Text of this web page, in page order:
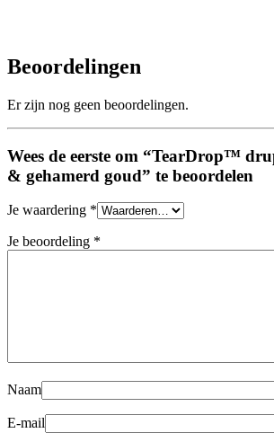
Beoordelingen
Er zijn nog geen beoordelingen.
Wees de eerste om “TearDrop™
& gehamerd goud” te beoordelen
Je waardering *
Je beoordeling *
Naam
E-mail